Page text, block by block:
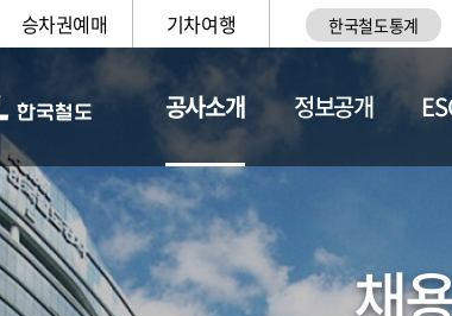
승차권예매 기차여행 한국철도통계
공사소개
일반현황
정보공개
채